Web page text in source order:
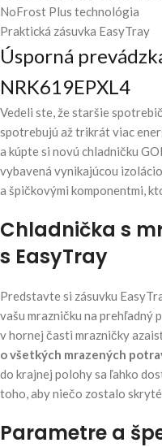
NoFrost Plus technológia
Praktická zásuvka EasyTray
Úsporná
NRK619EPXL4
Vedeli ste, že staršie
spotrebujú až trikrát viac
a kúpte si novú chladničku
vybavená vynikajúcou
a špičkovými komponentmi,
Chladnička s
s EasyTray
Predstavte si zásuvku
vašu mrazničku na prehľadný
v hornej časti mrazničky
o všetkých mrazených
do krajnej polohy sa ľahko
toho, aby niečo zostalo
Parametre a